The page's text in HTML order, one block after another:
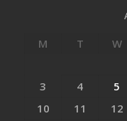
M T W
3
4 5
10
11 12